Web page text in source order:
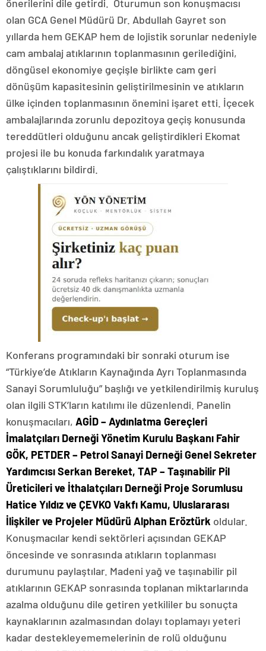
önerilerini dile getirdi. Oturumun son konuşmacısı
olan GCA Genel Müdürü Dr. Abdullah Gayret son
yıllarda hem GEKAP hem de lojistik sorunlar nedeniyle
cam ambalaj atıklarının toplanmasının gerilediğini,
döngüsel ekonomiye geçişle birlikte cam geri
dönüşüm kapasitesinin geliştirilmesinin ve atıkların
ülke içinden toplanmasının önemini işaret etti. İçecek
ambalajlarında zorunlu depozitoya geçiş konusunda
tereddütleri olduğunu ancak geliştirdikleri Ekomat
projesi ile bu konuda farkındalık yaratmaya
çalıştıklarını bildirdi.
Konferans programındaki bir sonraki oturum ise
“Türkiye’de Atıkların Kaynağında Ayrı Toplanmasında
Sanayi Sorumluluğu” başlığı ve yetkilendirilmiş kuruluş
olan ilgili STK’ların katılımı ile düzenlendi. Panelin
konuşmacıları, AGİD – Aydınlatma Gereçleri
İmalatçıları Derneği Yönetim Kurulu Başkanı Fahir
GÖK, PETDER – Petrol Sanayi Derneği Genel Sekreter
Yardımcısı Serkan Bereket, TAP – Taşınabilir Pil
Üreticileri ve İthalatçıları Derneği Proje Sorumlusu
Hatice Yıldız ve ÇEVKO Vakfı Kamu, Uluslararası
İlişkiler ve Projeler Müdürü Alphan Eröztürk oldular.
Konuşmacılar kendi sektörleri açısından GEKAP
öncesinde ve sonrasında atıkların toplanması
durumunu paylaştılar. Madeni yağ ve taşınabilir pil
atıklarının GEKAP sonrasında toplanan miktarlarında
azalma olduğunu dile getiren yetkililer bu sonuçta
kaynaklarının azalmasından dolayı toplamayı yeteri
kadar destekleyememelerinin de rolü olduğunu